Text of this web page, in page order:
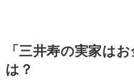
「三井寿の実家は
は？